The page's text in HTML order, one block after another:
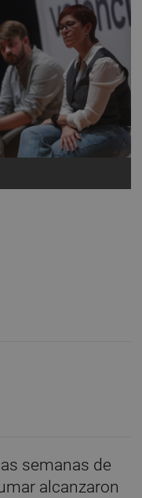
semanas de
alcanzaron